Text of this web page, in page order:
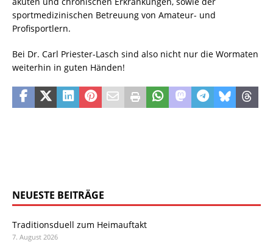
sportmedizinischen Betreuung von Amateur- und
Profisportlern.
Bei Dr. Carl Priester-Lasch sind also nicht nur die Wormaten
weiterhin in guten Händen!
NEUESTE BEITRÄGE
Traditionsduell zum Heimauftakt
7. August 2026